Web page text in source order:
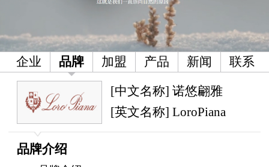
企业 品牌 加盟 产品 新闻 联系
[中文名称] 诺悠翩雅
[英文名称] LoroPiana
品牌介绍